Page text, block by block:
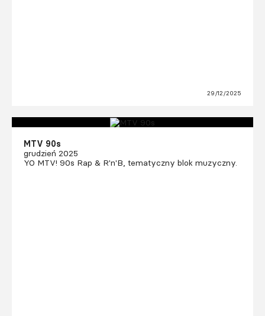
29/12/2025
MTV 90s
grudzień 2025
YO MTV! 90s Rap & R'n'B, tematyczny blok muzyczny.